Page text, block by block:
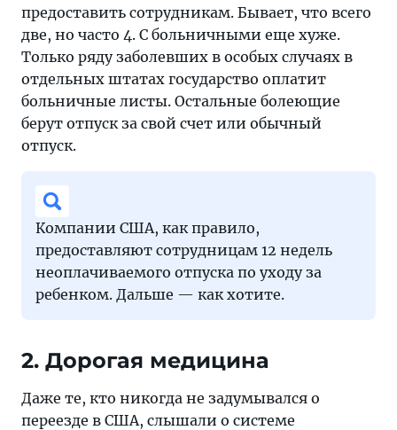
предоставить сотрудникам. Бывает, что всего
две, но часто 4. С больничными еще хуже.
Только ряду заболевших в особых случаях в
отдельных штатах государство оплатит
больничные листы. Остальные болеющие
берут отпуск за свой счет или обычный
отпуск.
Компании США, как правило,
предоставляют сотрудницам 12 недель
неоплачиваемого отпуска по уходу за
ребенком. Дальше — как хотите.
2. Дорогая медицина
Даже те, кто никогда не задумывался о
переезде в США, слышали о системе